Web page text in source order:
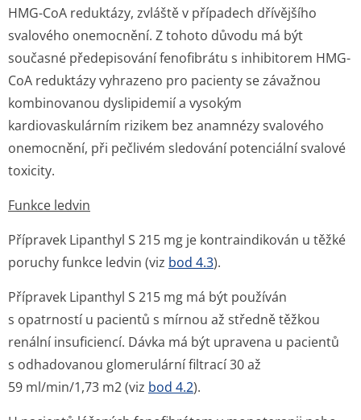
HMG-CoA reduktázy, zvláště v případech dřívějšího
svalového onemocnění. Z tohoto důvodu má být
současné předepisování fenofibrátu s inhibitorem HMG-
CoA reduktázy vyhrazeno pro pacienty se závažnou
kombinovanou dyslipidemií a vysokým
kardiovaskulárním rizikem bez anamnézy svalového
onemocnění, při pečlivém sledování potenciální svalové
toxicity.
Funkce ledvin
Přípravek Lipanthyl S 215 mg je kontraindikován u těžké
poruchy funkce ledvin (viz bod 4.3).
Přípravek Lipanthyl S 215 mg má být používán
s opatrností u pacientů s mírnou až středně těžkou
renální insuficiencí. Dávka má být upravena u pacientů
s odhadovanou glomerulární filtrací 30 až
59 ml/min/1,73 m2(viz bod 4.2).